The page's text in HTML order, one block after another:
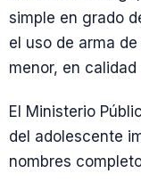
simple en grado
el uso de arma
menor, en
El Ministerio
del adolescente
nombres